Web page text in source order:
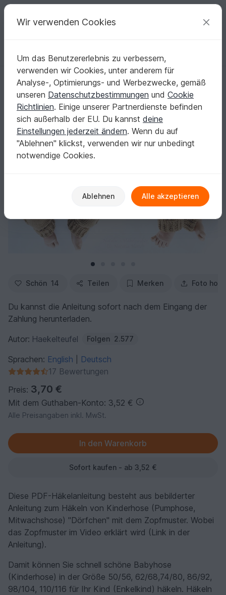
Deine kreativen Ideen
Deutsch | € (EUR) einloggen Kostenlos registrieren
Startseite Häkeln Babys Hosen & Strampler
warme Baby- & Kinderhose "Dörfchen" (Zopfmuster, Gr. 50-116)
warme Baby- & Kinderhose "Dörfchen"
(Zopfmuster, Gr. 50-116)
Schön 14 Teilen Merken Foto
Du kannst die Anleitung sofort nach dem Eingang der
Zahlung herunterladen.
Autor: Haekelteufel Folgen 2.577
Sprachen: English
Deutsch
17 Bewertungen
Preis: 3,70 €
Mit dem Guthaben-Konto: 3,52 €
Alle Preisangaben inkl. MwSt.
Sofort kaufen - ab 3,52 €
Diese PDF-Häkelanleitung besteht aus bebilderter
Anleitung zum Häkeln von Kinderhose (Pumphose,
Mitwachshose) "Dörfchen" mit dem Zopfmuster. Wobei
das Zopfmuster im Video erklärt wird (Link in der
Anleitung).
Damit können Sie schnell schöne Babyhose
(Kinderhose) in der Größe 50/56, 62/68,74/80, 86/92,
98/104, 110/116 für Ihr Kind (Enkelkind) häkeln. Häkeln
Wir verwenden Cookies
Um das Benutzererlebnis zu verbessern,
verwenden wir Cookies, unter anderem für
Analyse-, Optimierungs- und Werbezwecke, gemäß
unseren Datenschutzbestimmungen und Cookie
Richtlinien. Einige unserer Partnerdienste befinden
sich außerhalb der EU. Du kannst deine
Einstellungen jederzeit ändern. Wenn du auf
"Ablehnen" klickst, verwenden wir nur unbedingt
notwendige Cookies.
Ablehnen Alle akzeptieren